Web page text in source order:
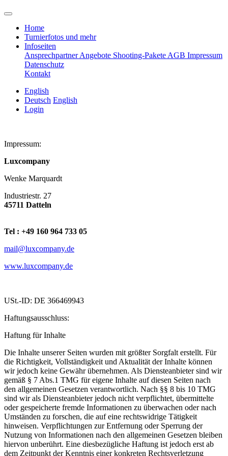
Home
Turnierfotos und mehr
Infoseiten
AnsprechpartnerAngebote Shooting-Pakete AGB Impressum
Datenschutz
Kontakt
English
Deutsch English
Login
Impressum:
Luxcompany
Wenke Marquardt
Industriestr. 27
45711 Datteln
Tel : +49 160 964 733 05
mail@luxcompany.de
www.luxcompany.de
USt.-ID: DE 366469943
Haftungsausschluss:
Haftung für Inhalte
Die Inhalte unserer Seiten wurden mit größter Sorgfalt erstellt. Für
die Richtigkeit, Vollständigkeit und Aktualität der Inhalte können
wir jedoch keine Gewähr übernehmen. Als Diensteanbieter sind wir
gemäß § 7 Abs.1 TMG für eigene Inhalte auf diesen Seiten nach
den allgemeinen Gesetzen verantwortlich. Nach §§ 8 bis 10 TMG
sind wir als Diensteanbieter jedoch nicht verpflichtet, übermittelte
oder gespeicherte fremde Informationen zu überwachen oder nach
Umständen zu forschen, die auf eine rechtswidrige Tätigkeit
hinweisen. Verpflichtungen zur Entfernung oder Sperrung der
Nutzung von Informationen nach den allgemeinen Gesetzen bleiben
hiervon unberührt. Eine diesbezügliche Haftung ist jedoch erst ab
dem Zeitpunkt der Kenntnis einer konkreten Rechtsverletzung